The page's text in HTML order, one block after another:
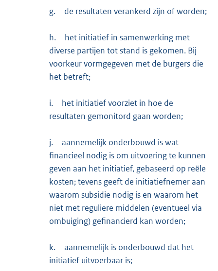
g. de resultaten verankerd zijn of worden;
h.
het initiatief in samenwerking met
diverse partijen tot stand is gekomen. Bij
voorkeur vormgegeven met de burgers die
het betreft;
i.
het initiatief voorziet in hoe de
resultaten gemonitord gaan worden;
j.
aannemelijk onderbouwd is wat
financieel nodig is om uitvoering te kunnen
geven aan het initiatief, gebaseerd op reële
kosten; tevens geeft de initiatiefnemer aan
waarom subsidie nodig is en waarom het
niet met reguliere middelen (eventueel via
ombuiging) gefinancierd kan worden;
k.
aannemelijk is onderbouwd dat het
initiatief uitvoerbaar is;